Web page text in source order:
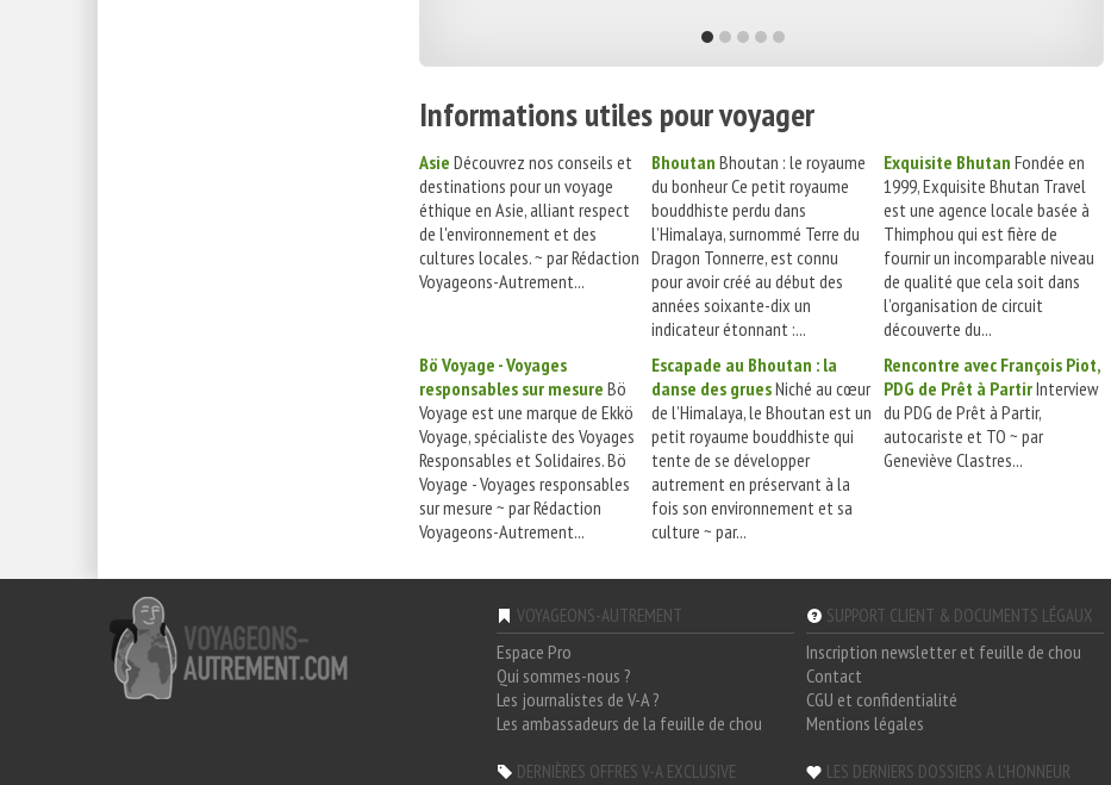
Informations utiles pour voyager
Asie Découvrez nos conseils et
destinations pour un voyage
éthique en Asie, alliant respect
de l'environnement et des
cultures locales. ~ par Rédaction
Voyageons-Autrement...
Bhoutan Bhoutan : le royaume
du bonheur Ce petit royaume
bouddhiste perdu dans
l’Himalaya, surnommé Terre du
Dragon Tonnerre, est connu
pour avoir créé au début des
années soixante-dix un
indicateur étonnant :...
Exquisite Bhutan Fondée en
1999, Exquisite Bhutan Travel
est une agence locale basée à
Thimphou qui est fière de
fournir un incomparable niveau
de qualité que cela soit dans
l’organisation de circuit
découverte du...
Bö Voyage - Voyages
responsables sur mesure Bö
Voyage est une marque de Ekkö
Voyage, spécialiste des Voyages
Responsables et Solidaires. Bö
Voyage - Voyages responsables
sur mesure ~ par Rédaction
Voyageons-Autrement...
Escapade au Bhoutan : la
danse des gruesNiché au cœur
de l’Himalaya, le Bhoutan est un
petit royaume bouddhiste qui
tente de se développer
autrement en préservant à la
fois son environnement et sa
culture ~ par...
Rencontre avec François Piot,
PDG de Prêt à PartirInterview
du PDG de Prêt à Partir,
autocariste et TO ~ par
Geneviève Clastres...
VOYAGEONS-AUTREMENT
Espace Pro
Qui sommes-nous ?
Les journalistes de V-A ?
Les ambassadeurs de la feuille de chou
SUPPORT CLIENT & DOCUMENTS LÉGAUX
Inscription newsletter et feuille de chou
Contact
CGU et confidentialité
Mentions légales
DERNIÈRES OFFRES V-A EXCLUSIVE LES DERNIERS DOSSIERS A L'HONNEUR